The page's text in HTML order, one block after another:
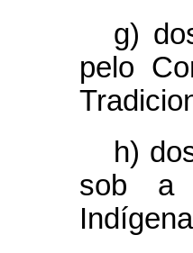
g)
pelo
h)
sob a